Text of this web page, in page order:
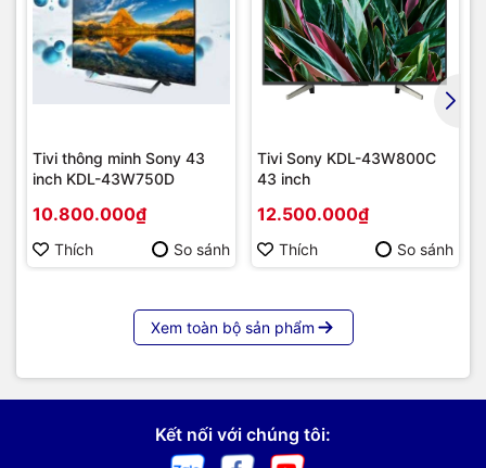
Tivi thông minh Sony 43
inch KDL-43W750D
10.800.000₫
Thích So sánh
Tivi Sony KDL-43W800C
43 inch
12.500.000₫
Thích So sánh
Xem toàn bộ sản phẩm
Kết nối với chúng tôi: